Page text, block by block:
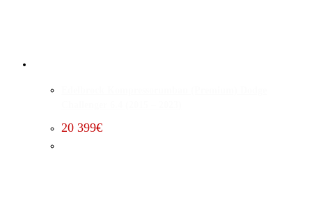
20 399€